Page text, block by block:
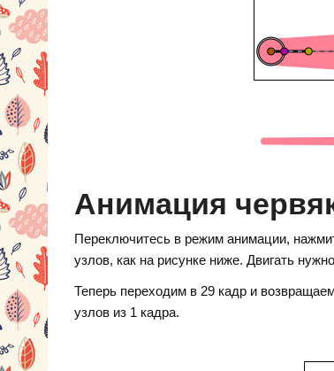
Анимация
Переключитесь в режим анимации,
узлов, как на рисунке ниже. Двигать
Теперь переходим в 29 кадр и
узлов из 1 кадра.